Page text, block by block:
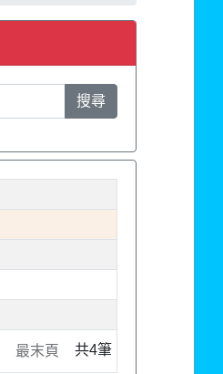
搜尋
最末頁 共4筆